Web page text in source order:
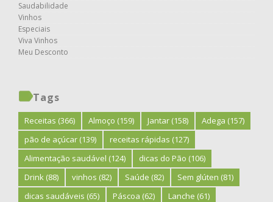
Saudabilidade
Vinhos
Especiais
Viva Vinhos
Meu Desconto
Tags
Receitas (366) Almoço (159) Jantar (158) Adega (157)
pão de açúcar (139) receitas rápidas (127)
Alimentação saudável (124) dicas do Pão (106)
Drink (88) vinhos (82) Saúde (82) Sem glúten (81)
dicas saudáveis (65) Páscoa (62) Lanche (61)